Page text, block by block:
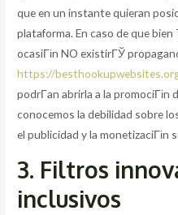
que en un instante quieran
plataforma. En caso de que
ocasiГіn NO existirГЎ
https://
podrГ­an abrirla a la promociГіn
conocemos la debilidad sobre
el publicidad y la monetizaciГіn
3. Filtros
inclusivos